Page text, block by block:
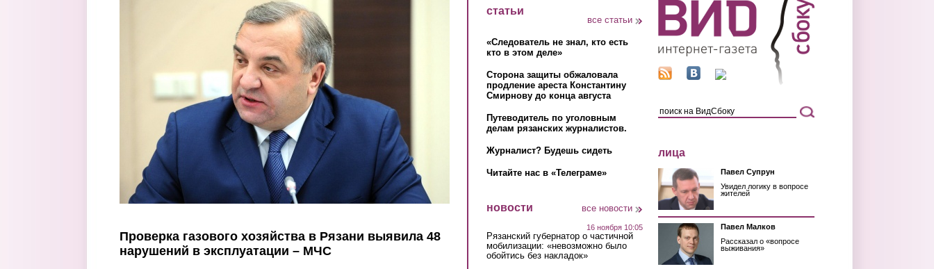
Проверка газового хозяйства в Рязани выявила 48
нарушений в эксплуатации – МЧС
статьи
все статьи
«Следователь не знал, кто есть
кто в этом деле»
Сторона защиты обжаловала
продление ареста Константину
Смирнову до конца августа
Путеводитель по уголовным
делам рязанских журналистов.
Журналист? Будешь сидеть
Читайте нас в «Телеграме»
новости все новости
16 ноября 10:05
Рязанский губернатор о частичной
мобилизации: «невозможно было
обойтись без накладок»
лица
Павел Супрун
Увидел логику в вопросе
жителей
Павел Малков
Рассказал о «вопросе
выживания»